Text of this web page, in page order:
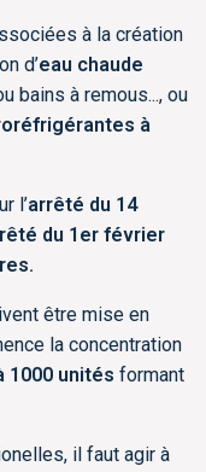
à la création
d’eau chaude
bains à remous..., ou
à
l’arrêté du 14
du 1er février
être mise en
la concentration
unités formant
il faut agir à